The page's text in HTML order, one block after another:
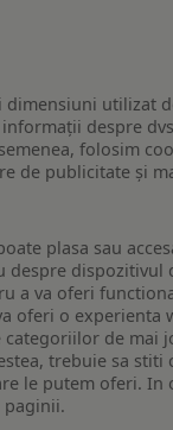
utilizat
despre
folosim
de publicitate și
plasa sau
despre
a va oferi
oferi o
de mai
trebuie sa
le putem oferi.
paginii.